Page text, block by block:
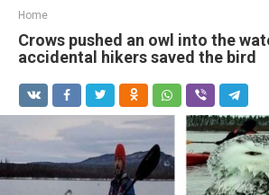
Home
Crows pushed an owl into the
accidental hikers saved the bird